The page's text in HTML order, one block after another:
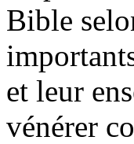
Bible
et leur
vénérer